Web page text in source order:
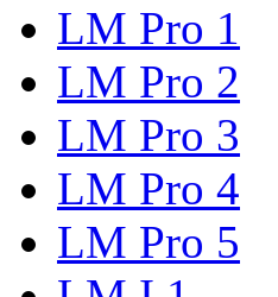
LM Pro 1
LM Pro 2
LM Pro 3
LM Pro 4
LM Pro 5